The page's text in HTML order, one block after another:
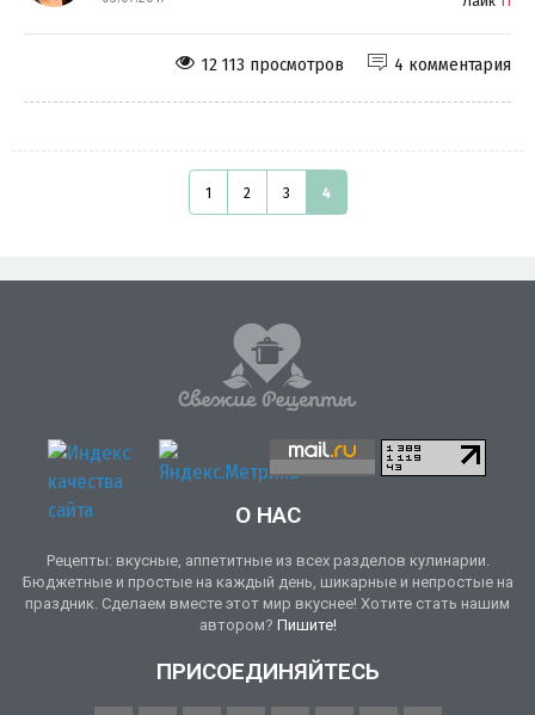
4 комментария
12 113 просмотров
1 2 3 4
О НАС
Рецепты: вкусные, аппетитные из всех разделов кулинарии.
Бюджетные и простые на каждый день, шикарные и непростые на
праздник. Сделаем вместе этот мир вкуснее! Хотите стать нашим
автором? Пишите!
ПРИСОЕДИНЯЙТЕСЬ